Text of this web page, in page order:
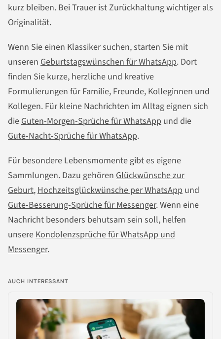
kurz bleiben. Bei Trauer ist Zurückhaltung wichtiger als
Originalität.
Wenn Sie einen Klassiker suchen, starten Sie mit
unseren Geburtstagswünschen für WhatsApp. Dort
finden Sie kurze, herzliche und kreative
Formulierungen für Familie, Freunde, Kolleginnen und
Kollegen. Für kleine Nachrichten im Alltag eignen sich
dieGuten-Morgen-Sprüche für WhatsApp und die
Gute-Nacht-Sprüche für WhatsApp.
Für besondere Lebensmomente gibt es eigene
Sammlungen. Dazu gehören Glückwünsche zur
Geburt, Hochzeitsglückwünsche per WhatsApp und
Gute-Besserung-Sprüche für Messenger. Wenn eine
Nachricht besonders behutsam sein soll, helfen
unsere Kondolenzsprüche für WhatsApp und
Messenger.
AUCH INTERESSANT